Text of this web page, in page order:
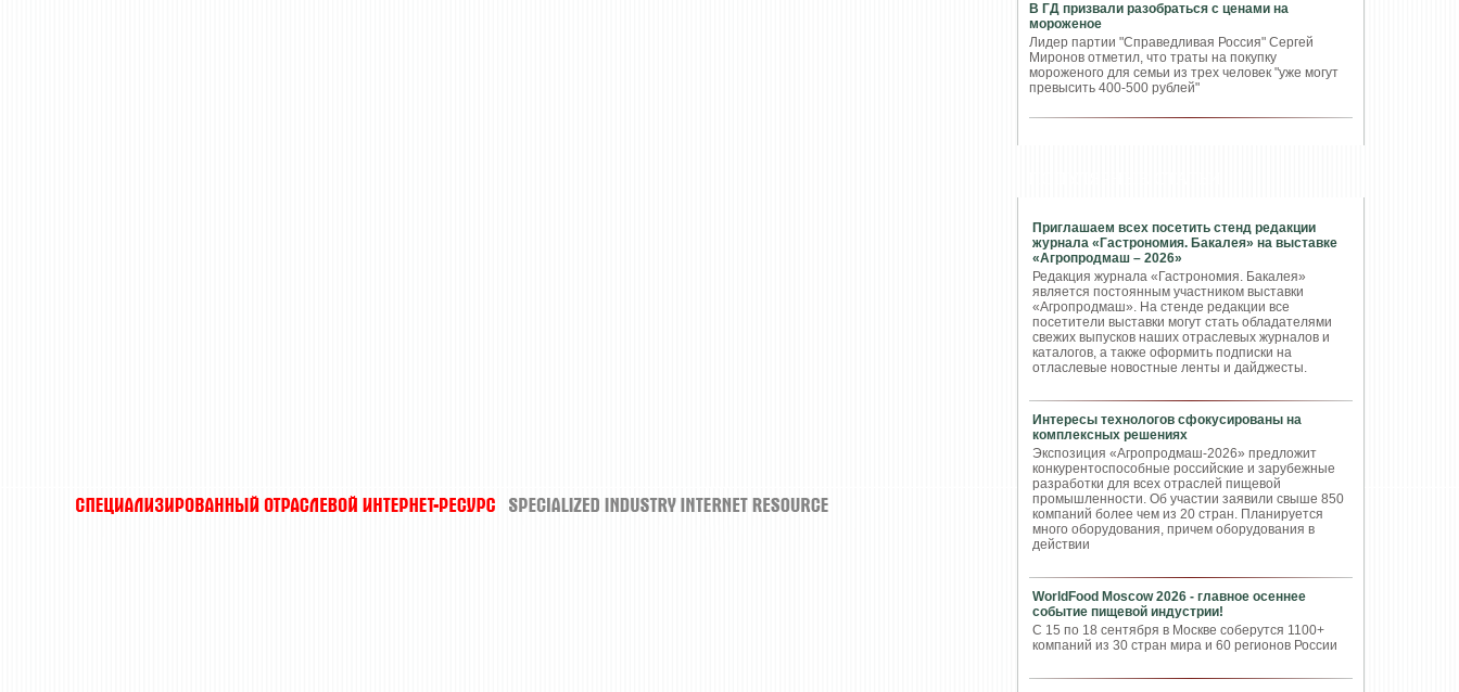
В ГД призвали разобраться с ценами на
мороженое
Лидер партии "Справедливая Россия" Сергей
Миронов отметил, что траты на покупку
мороженого для семьи из трех человек "уже могут
превысить 400-500 рублей"
Приглашаем всех посетить стенд редакции
журнала «Гастрономия. Бакалея» на выставке
«Агропродмаш – 2026»
Редакция журнала «Гастрономия. Бакалея»
является постоянным участником выставки
«Агропродмаш». На стенде редакции все
посетители выставки могут стать обладателями
свежих выпусков наших отраслевых журналов и
каталогов, а также оформить подписки на
отласлевые новостные ленты и дайджесты.
Интересы технологов сфокусированы на
комплексных решениях
Экспозиция «Агропродмаш-2026» предложит
конкурентоспособные российские и зарубежные
разработки для всех отраслей пищевой
промышленности. Об участии заявили свыше 850
компаний более чем из 20 стран. Планируется
много оборудования, причем оборудования в
действии
WorldFood Moscow 2026 - главное осеннее
событие пищевой индустрии!
С 15 по 18 сентября в Москве соберутся 1100+
компаний из 30 стран мира и 60 регионов России